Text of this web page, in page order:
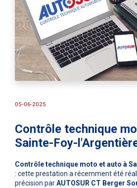
05-06-2025
Contrôle technique
Sainte-Foy-
Contrôle technique moto et auto à
: cette prestation a récemment été
précision parAUTOSUR CT Berger